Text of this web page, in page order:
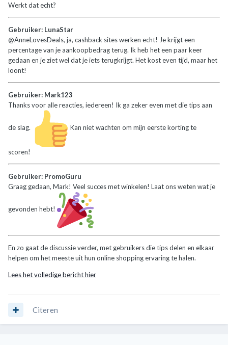
Werkt dat echt?
Gebruiker: LunaStar
@AnneLovesDeals, ja, cashback sites werken echt! Je krijgt een
percentage van je aankoopbedrag terug. Ik heb het een paar keer
gedaan en je ziet wel dat je iets terugkrijgt. Het kost even tijd, maar het
loont!
Gebruiker: Mark123
Thanks voor alle reacties, iedereen! Ik ga zeker even met die tips aan
de slag. Kan niet wachten om mijn eerste korting te
scoren!
Gebruiker: PromoGuru
Graag gedaan, Mark! Veel succes met winkelen! Laat ons weten wat je
gevonden hebt!
En zo gaat de discussie verder, met gebruikers die tips delen en elkaar
helpen om het meeste uit hun online shopping ervaring te halen.
Lees het volledige bericht hier
Citeren